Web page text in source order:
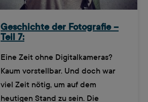
Geschichte der Fotografie –
Teil 7:
Eine Zeit ohne Digitalkameras?
Kaum vorstellbar. Und doch war
viel Zeit nötig, um auf dem
heutigen Stand zu sein. Die